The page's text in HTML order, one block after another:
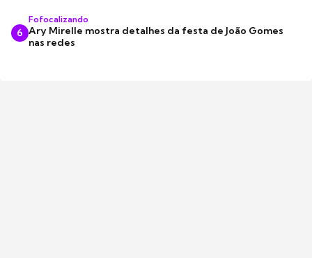
6
Fofocalizando
Ary Mirelle mostra detalhes da festa de João Gomes
nas redes